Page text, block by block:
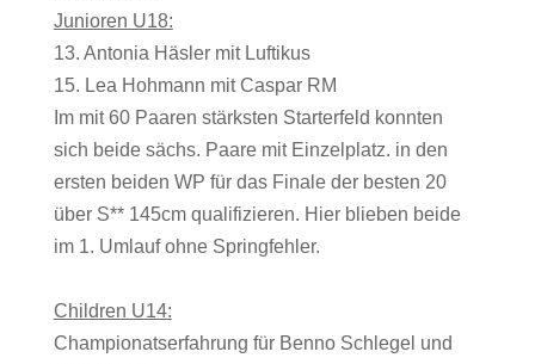
Junioren U18:
13. Antonia Häsler mit Luftikus
15. Lea Hohmann mit Caspar RM
Im mit 60 Paaren stärksten Starterfeld konnten
sich beide sächs. Paare mit Einzelplatz. in den
ersten beiden WP für das Finale der besten 20
über S** 145cm qualifizieren. Hier blieben beide
im 1. Umlauf ohne Springfehler.
Children U14:
Championatserfahrung für Benno Schlegel und